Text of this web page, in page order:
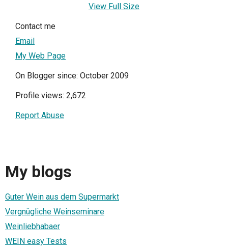
View Full Size
Contact me
Email
My Web Page
On Blogger since: October 2009
Profile views: 2,672
Report Abuse
My blogs
Guter Wein aus dem Supermarkt
Vergnügliche Weinseminare
Weinliebhabaer
WEIN easy Tests